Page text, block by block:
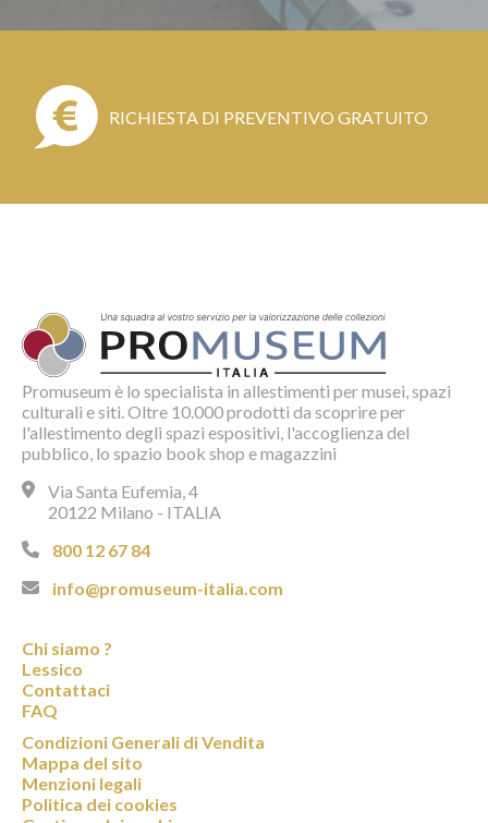
RICHIESTA DI PREVENTIVO GRATUITO
Promuseum è lo specialista in allestimenti per musei, spazi
culturali e siti. Oltre 10.000 prodotti da scoprire per
l'allestimento degli spazi espositivi, l'accoglienza del
pubblico, lo spazio book shop e magazzini
Via Santa Eufemia, 4
20122 Milano - ITALIA
800 12 67 84
info@promuseum-italia.com
Chi siamo ?
Lessico
Contattaci
FAQ
Condizioni Generali di Vendita
Mappa del sito
Menzioni legali
Politica dei cookies